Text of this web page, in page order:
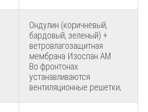
Ондулин (коричневый,
бардовый, зеленый) +
ветровлагозащитная
мембрана Изоспан АМ .
Во фронтонах
устанавливаются
вентиляционные решетки;